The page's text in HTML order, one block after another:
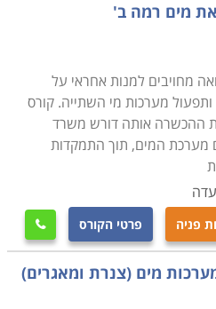
מים רמה ב'
מחויבים למנות אחראי על
מערכות מי השתייה. קורס
ההכשרה אותה דורש משרד
מערכת המים, תוך התמקדות
פניה פרטי הקורס 
מערכות מים (צנרת ומאגרים)